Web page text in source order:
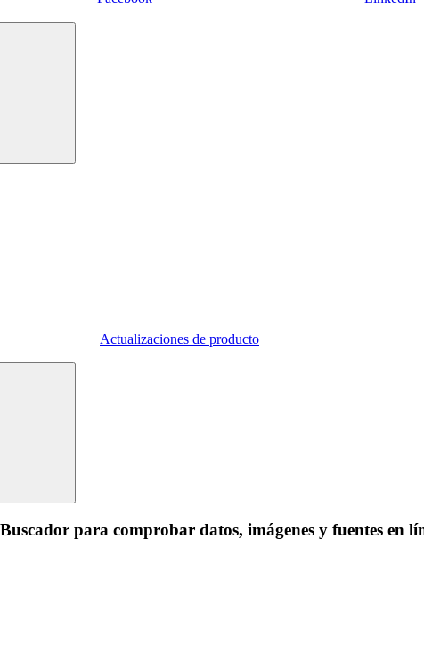
Actualizaciones de producto
para comprobar datos, imágenes y fuentes en